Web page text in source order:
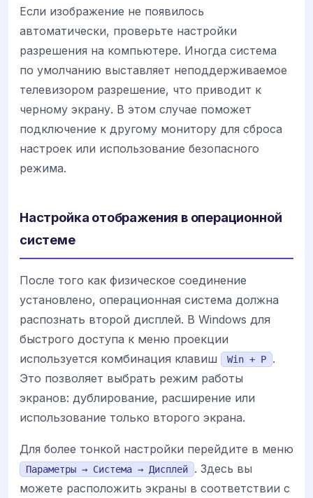
Если изображение не появилось
автоматически, проверьте настройки
разрешения на компьютере. Иногда система
по умолчанию выставляет неподдерживаемое
телевизором разрешение, что приводит к
черному экрану. В этом случае поможет
подключение к другому монитору для сброса
настроек или использование безопасного
режима.
Настройка отображения в операционной
системе
После того как физическое соединение
установлено, операционная система должна
распознать второй дисплей. В Windows для
быстрого доступа к меню проекции
используется комбинация клавиш
Win + P
.
Это позволяет выбрать режим работы
экранов: дублирование, расширение или
использование только второго экрана.
Для более тонкой настройки перейдите в меню
Параметры → Система → Дисплей
. Здесь вы
можете расположить экраны в соответствии с